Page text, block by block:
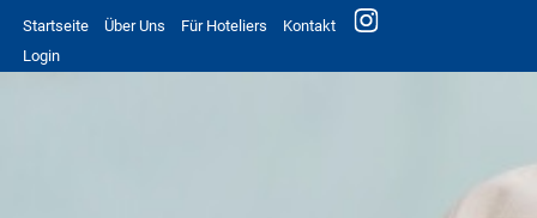
Startseite Über Uns Für Hoteliers
Kontakt
Login